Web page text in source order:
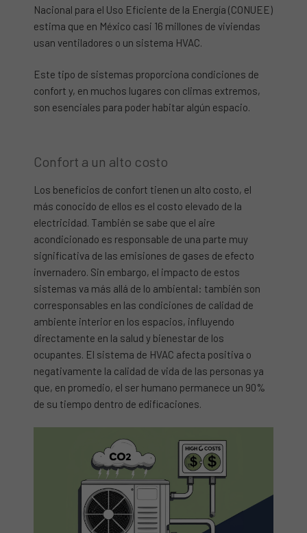
Nacional para el Uso Eficiente de la Energía (CONUEE)
estima que en México casi 16 millones de viviendas
usan ventiladores o un sistema HVAC.
Este tipo de sistemas proporciona condiciones de
confort y, en muchos lugares con climas extremos,
son esenciales para poder habitar algún espacio.
Confort a un alto costo
Los beneficios de confort tienen un alto costo, el
más conocido de ellos es el costo elevado de la
electricidad. También se sabe que el aire
acondicionado es responsable de una parte muy
significativa de las emisiones de gases de efecto
invernadero. Sin embargo, el impacto de estos
sistemas va más allá de lo ambiental: también son
corresponsables en las condiciones de calidad de
ambiente interior en los espacios, influyendo
directamente en la salud y bienestar de los
ocupantes. El sistema de HVAC afecta positiva o
negativamente la calidad de vida de las personas ya
que, en promedio, el ser humano permanece un 90%
de su tiempo dentro de edificaciones.